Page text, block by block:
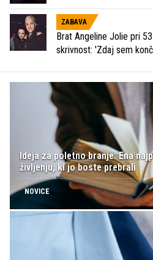
ZABAVA
Brat Angeline Jolie pri
skrivnost: 'Zdaj sem
Ideja za poletno branje: Ena
življenju, ki jo boste prebrali
NOVICE